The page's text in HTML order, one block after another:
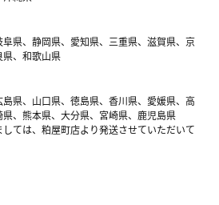
県、静岡県、愛知県、三重県、滋賀県、京
、和歌山県
県、山口県、徳島県、香川県、愛媛県、高
、熊本県、大分県、宮崎県、鹿児島県
ては、粕屋町店より発送させていただいて